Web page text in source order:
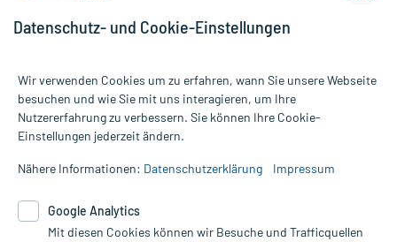
Bewertungen mit durchschnittlich 4,8 von 5 Sternen abgegeben.
Alle Preise gelten inkl. MwSt., ggf. zzgl. Versandkosten
Informationen auf dieser Website werden ausschließlich für
die Untersuchung und Behandlung durch einen Arzt. Bitte
Therapien eingeleitet werden können. | Diese Webseite benutzt
Google Analytics. Lesen Sie bitte dazu die wichtigen Hinweise in
Datenschutz- und Cookie-Einstellungen
Wir verwenden Cookies um zu erfahren, wann Sie unsere Webseite
besuchen und wie Sie mit uns interagieren, um Ihre
Nutzererfahrung zu verbessern. Sie können Ihre Cookie-
Einstellungen jederzeit ändern.
Nähere Informationen: Datenschutzerklärung Impressum
Google Analytics
Mit diesen Cookies können wir Besuche und Trafficquellen